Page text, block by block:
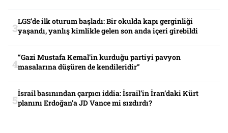
LGS’de ilk oturum başladı: Bir okulda kapı gerginliği
yaşandı, yanlış kimlikle gelen son anda içeri girebildi
“Gazi Mustafa Kemal’in kurduğu partiyi pavyon
masalarına düşüren de kendileridir”
İsrail basınından çarpıcı iddia: İsrail’in İran’daki Kürt
planını Erdoğan’a JD Vance mi sızdırdı?